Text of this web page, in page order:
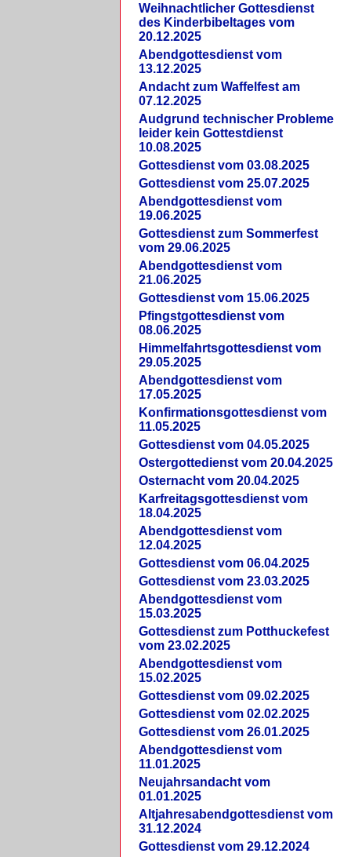
Weihnachtlicher Gottesdienst
des Kinderbibeltages vom
20.12.2025
Abendgottesdienst vom
13.12.2025
Andacht zum Waffelfest am
07.12.2025
Audgrund technischer Probleme
leider kein Gottestdienst
10.08.2025
Gottesdienst vom 03.08.2025
Gottesdienst vom 25.07.2025
Abendgottesdienst vom
19.06.2025
Gottesdienst zum Sommerfest
vom 29.06.2025
Abendgottesdienst vom
21.06.2025
Gottesdienst vom 15.06.2025
Pfingstgottesdienst vom
08.06.2025
Himmelfahrtsgottesdienst vom
29.05.2025
Abendgottesdienst vom
17.05.2025
Konfirmationsgottesdienst vom
11.05.2025
Gottesdienst vom 04.05.2025
Ostergottedienst vom 20.04.2025
Osternacht vom 20.04.2025
Karfreitagsgottesdienst vom
18.04.2025
Abendgottesdienst vom
12.04.2025
Gottesdienst vom 06.04.2025
Gottesdienst vom 23.03.2025
Abendgottesdienst vom
15.03.2025
Gottesdienst zum Potthuckefest
vom 23.02.2025
Abendgottesdienst vom
15.02.2025
Gottesdienst vom 09.02.2025
Gottesdienst vom 02.02.2025
Gottesdienst vom 26.01.2025
Abendgottesdienst vom
11.01.2025
Neujahrsandacht vom
01.01.2025
Altjahresabendgottesdienst vom
31.12.2024
Gottesdienst vom 29.12.2024